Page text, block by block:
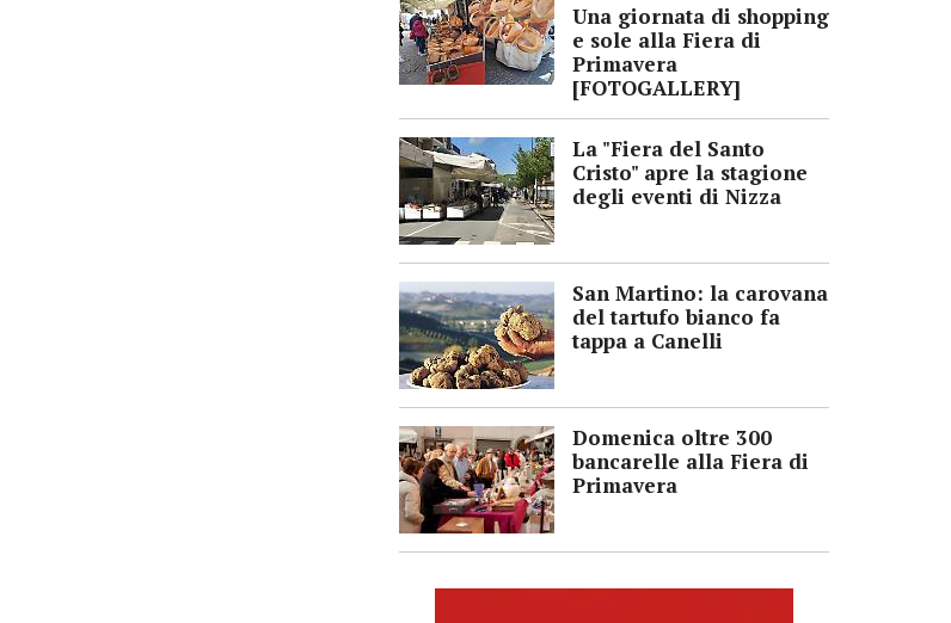
Una giornata di shopping
e sole alla Fiera di
Primavera
[FOTOGALLERY]
La "Fiera del Santo
Cristo" apre la stagione
degli eventi di Nizza
San Martino: la carovana
del tartufo bianco fa
tappa a Canelli
Domenica oltre 300
bancarelle alla Fiera di
Primavera